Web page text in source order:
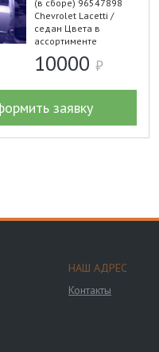
(в сборе) 96547898
Chevrolet Lacetti /
седан Цвета в
ассортименте
10000
заявку
НАШ АДРЕС
Контакты